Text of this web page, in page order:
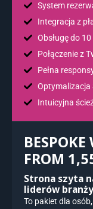
System
Integracja z
Obsługę do 10
Połączenie z
Pełna
Optymalizacja
Intuicyjna
BESPOKE
FROM
Strona szyta
liderów branży
To pakiet dla